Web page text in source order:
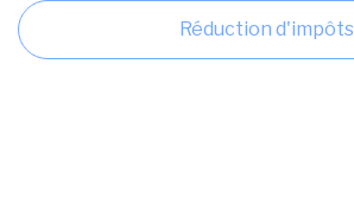
Réduction d'impôts